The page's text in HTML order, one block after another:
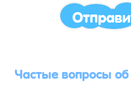
Частые вопросы